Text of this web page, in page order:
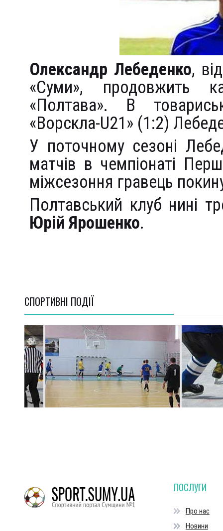
Олександр Лебеденко,
«Суми», продовжить
«Полтава». В
«Ворскла-U21» (1:2)
У поточному сезоні
матчів в чемпіонаті
міжсезоння гравець
Полтавський клуб нині
Юрій Ярошенко.
СПОРТИВНI ПОДІЇ
ПОСЛУГИ
Про нас
Новини